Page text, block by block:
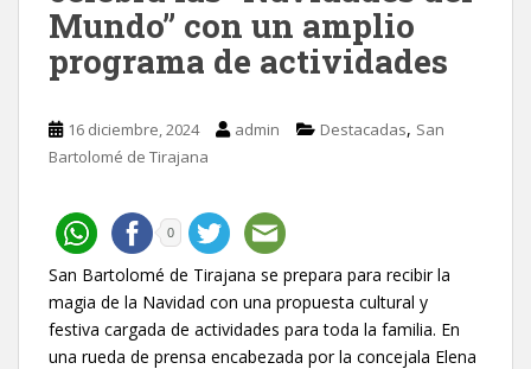
Mundo” con un amplio
programa de actividades
16 diciembre, 2024 admin Destacadas, San
Bartolomé de Tirajana
0
San Bartolomé de Tirajana se prepara para recibir la
magia de la Navidad con una propuesta cultural y
festiva cargada de actividades para toda la familia. En
una rueda de prensa encabezada por la concejala Elena